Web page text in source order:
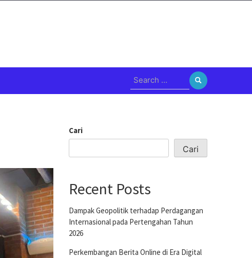
Search
for:
Cari
Cari
Recent Posts
Dampak Geopolitik terhadap Perdagangan
Internasional pada Pertengahan Tahun
2026
Perkembangan Berita Online di Era Digital